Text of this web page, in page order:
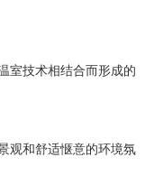
室技术相结合而形成的
观和舒适惬意的环境氛